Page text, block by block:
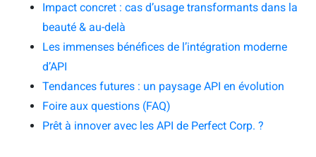
Impact concret : cas d’usage transformants dans la
beauté & au-delà
Les immenses bénéfices de l’intégration moderne
d’API
Tendances futures : un paysage API en évolution
Foire aux questions (FAQ)
Prêt à innover avec les API de Perfect Corp. ?